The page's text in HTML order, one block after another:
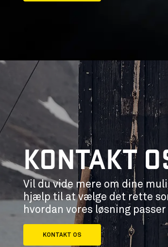
KONTAKT
Vil du vide mere om dine
hjælp til at vælge det rette
hvordan vores løsning
KONTAKT OS